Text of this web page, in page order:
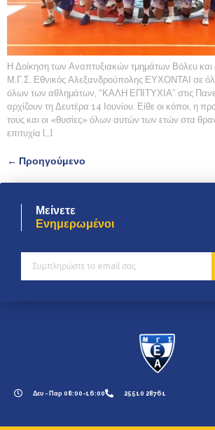
Η Δοίκηση των Αναπτυξιακών τμημάτων Βόλευ και
Μ.Γ.Σ. Εθνικός Αλεξανδρούπολης ΕΥΧΟΝΤΑΙ σε
όλων των αθλημάτων, “ΚΑΛΗ ΕΠΙΤΥΧΙΑ” στις
αρχίζουν τη Δευτέρα 14 Ιουνίου. Είθε οι κόποι, η
τους και οι «θυσίες» όλων αυτών των ετών στα
επιτυχία […]
← Προηγούμενο
Μείνετε
Ενημερωμένοι
Δευ - Παρ 08:00-16:00 25510 28761